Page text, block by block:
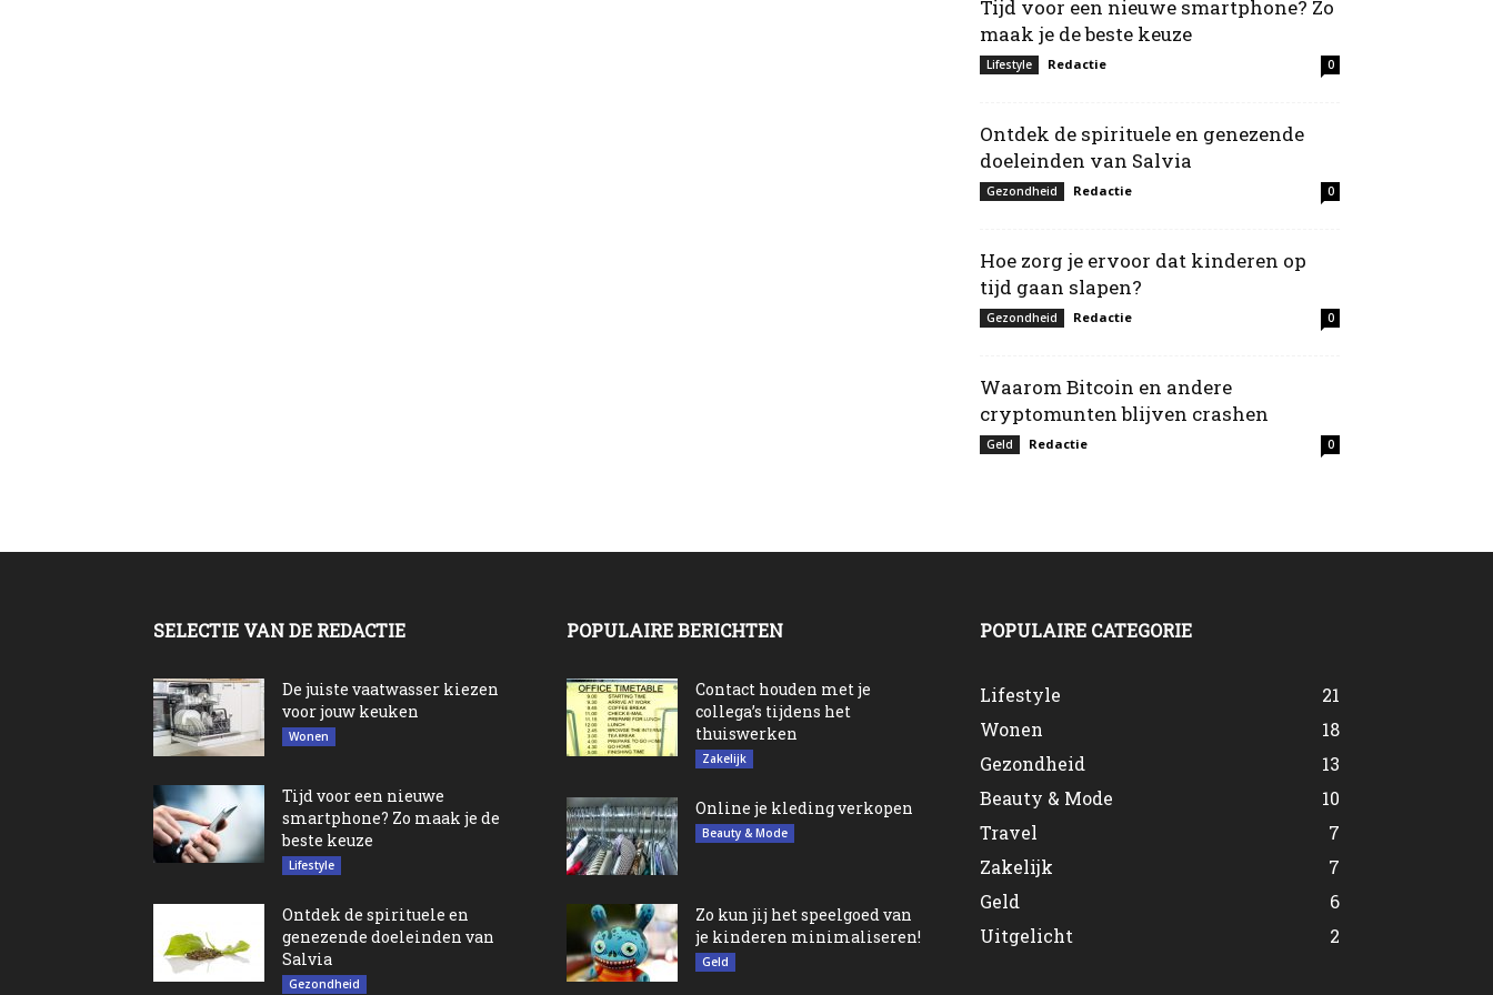
Tijd voor een nieuwe smartphone? Zo
maak je de beste keuze
Lifestyle Redactie 0
Ontdek de spirituele en genezende
doeleinden van Salvia
Gezondheid Redactie 0
Hoe zorg je ervoor dat kinderen op
tijd gaan slapen?
Gezondheid Redactie 0
Waarom Bitcoin en andere
cryptomunten blijven crashen
Geld Redactie 0
SELECTIE VAN DE REDACTIE
De juiste vaatwasser kiezen
voor jouw keuken
Wonen
Tijd voor een nieuwe
smartphone? Zo maak je de
beste keuze
Lifestyle
Ontdek de spirituele en
genezende doeleinden van
Salvia
Gezondheid
POPULAIRE BERICHTEN
Contact houden met je
collega’s tijdens het
thuiswerken
Zakelijk
Online je kleding verkopen
Beauty & Mode
Zo kun jij het speelgoed van
je kinderen minimaliseren!
Geld
POPULAIRE CATEGORIE
Lifestyle
21
Wonen
18
Gezondheid
13
Beauty & Mode
10
Travel
7
Zakelijk
7
Geld
6
Uitgelicht
2